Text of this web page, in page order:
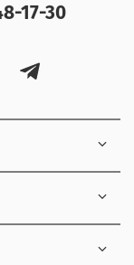
17-30